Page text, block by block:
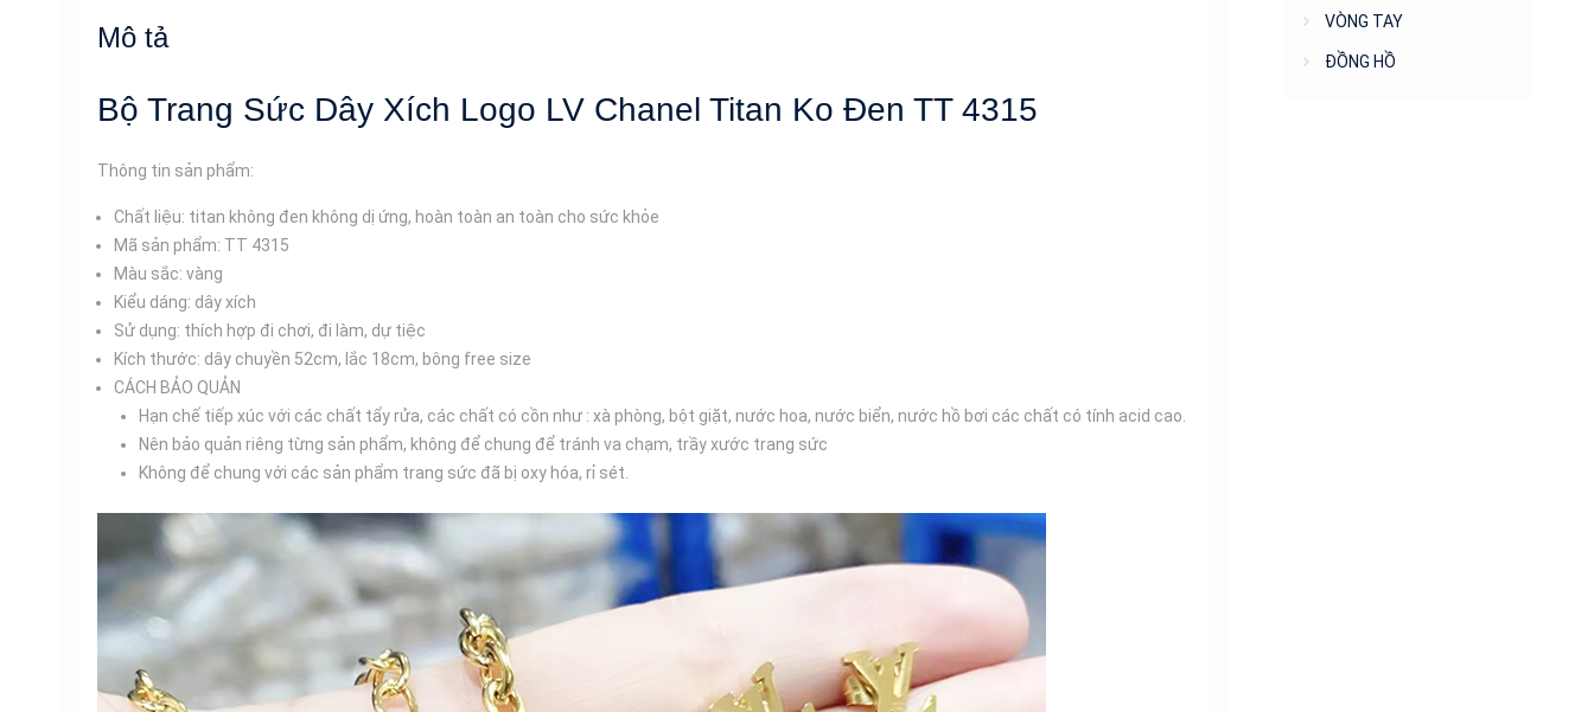
Đen
Mô tả
Bộ Trang Sức Dây Xích Logo LV Chanel Titan Ko Đen TT 4315
Thông tin sản phẩm:
Chất liệu: titan không đen không dị ứng, hoàn toàn an toàn cho sức khỏe
Mã sản phẩm: TT 4315
Màu sắc: vàng
Kiểu dáng: dây xích
Sử dụng: thích hợp đi chơi, đi làm, dự tiệc
Kích thước: dây chuyền 52cm, lắc 18cm, bông free size
CÁCH BẢO QUẢN
Hạn chế tiếp xúc với các chất tẩy rửa, các chất có cồn như : xà phòng, bột giặt, nước hoa, nước biển, nước hồ bơi các chất có tính acid cao.
Nên bảo quản riêng từng sản phẩm, không để chung để tránh va chạm, trầy xước trang sức
Không để chung với các sản phẩm trang sức đã bị oxy hóa, rỉ sét.
VÒNG TAY
ĐỒNG HỒ